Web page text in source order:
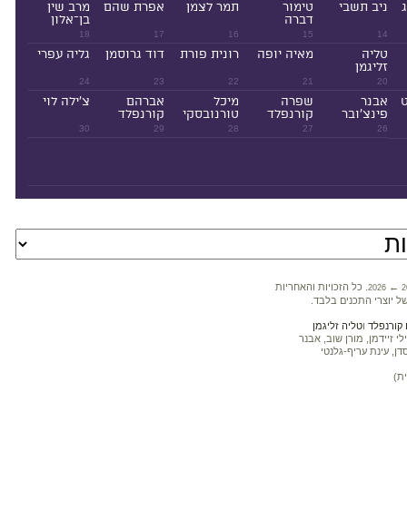
14
ניב תשבי
15
טימור
דברה
16
תמר לצמן
17
אפרת שהם
18
מרב שין
בן־אלון
20
טליה
זליגמן
21
מאיה יופה
22
רונית פורת
23
דוד גרוסמן
24
גליה עפרי
26
אבנר
פינצ'ובר
27
שפרה
קורנפלד
28
מיכל
טורנובסקי
29
אברהם
קורנפלד
30
צ'ילה לוי
2026 ←
. כל הזכויות והאחריות
יוצרי התכנים בלבד.
וטליה זליגמן
זיידמן, מורן שוב, אבנר
עינת עריף-גלנטי